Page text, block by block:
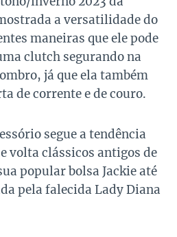
a versatilidade do
maneiras que ele pode
clutch segurando na
já que ela também
de corrente e de couro.
segue a tendência
volta clássicos antigos de
popular bolsa Jackie até
pela falecida Lady Diana